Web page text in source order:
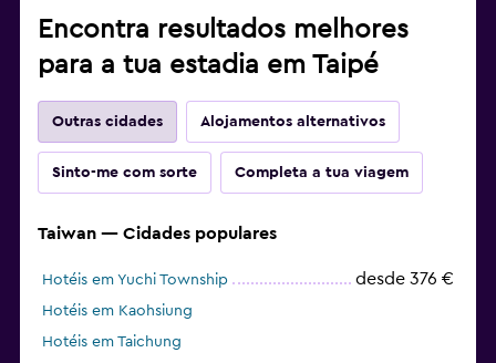
Encontra resultados melhores
para a tua estadia em Taipé
Outras cidades Alojamentos alternativos
Sinto-me com sorte Completa a tua viagem
Taiwan — Cidades populares
Hotéis em Yuchi Township desde 376 €
Hotéis em Kaohsiung
Hotéis em Taichung